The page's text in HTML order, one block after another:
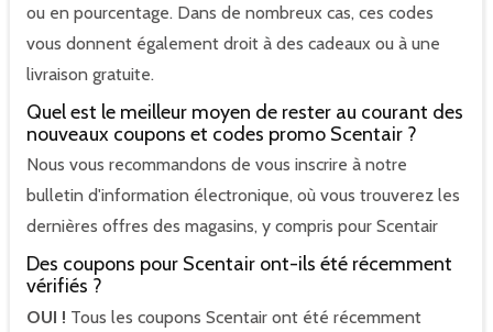
ou en pourcentage. Dans de nombreux cas, ces codes
vous donnent également droit à des cadeaux ou à une
livraison gratuite.
Quel est le meilleur moyen de rester au courant des
nouveaux coupons et codes promo Scentair ?
Nous vous recommandons de vous inscrire à notre
bulletin d'information électronique, où vous trouverez les
dernières offres des magasins, y compris pour Scentair
Des coupons pour Scentair ont-ils été récemment
vérifiés ?
OUI ! Tous les coupons Scentair ont été récemment